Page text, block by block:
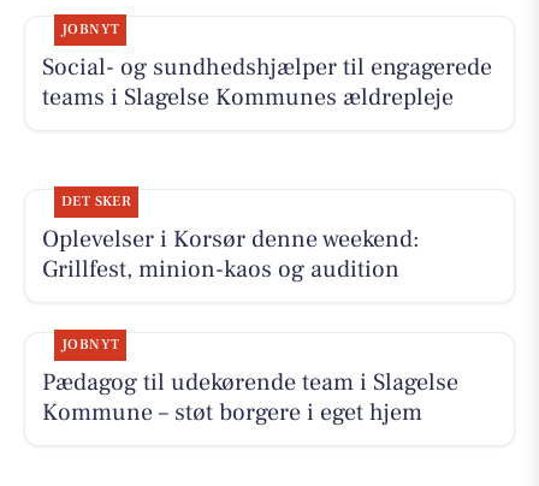
JOBNYT
Social- og sundhedshjælper til engagerede
teams i Slagelse Kommunes ældrepleje
DET SKER
Oplevelser i Korsør denne weekend:
Grillfest, minion-kaos og audition
JOBNYT
Pædagog til udekørende team i Slagelse
Kommune – støt borgere i eget hjem